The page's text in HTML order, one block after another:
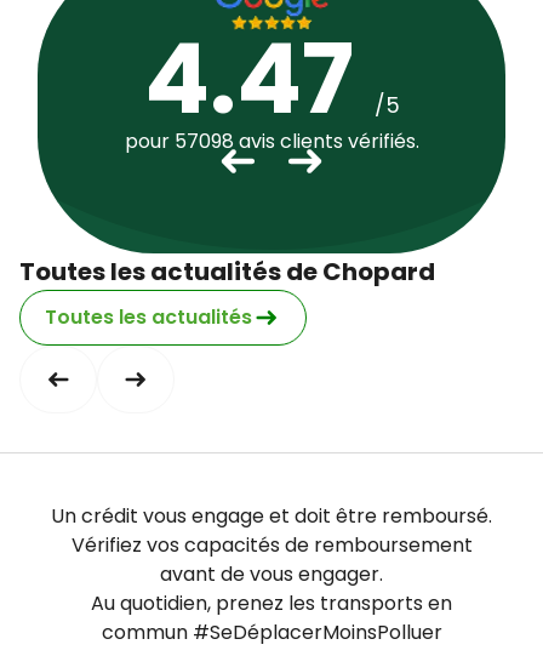
4.47 /5
pour 57098 avis clients vérifiés.
Toutes les actualités de Chopard
Toutes les actualités
Un crédit vous engage et doit être remboursé.
Vérifiez vos capacités de remboursement
avant de vous engager.
Au quotidien, prenez les transports en
commun #SeDéplacerMoinsPolluer